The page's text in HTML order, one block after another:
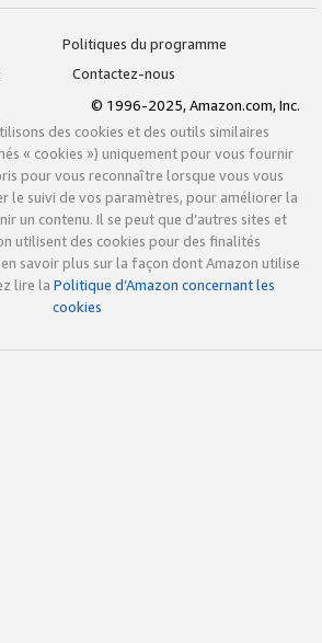
Politiques du programme
Contactez-nous
© 1996-2025, Amazon.com, Inc.
des cookies et des outils similaires
« cookies ») uniquement pour vous fournir
pour vous reconnaître lorsque vous vous
le suivi de vos paramètres, pour améliorer la
un contenu. Il se peut que d’autres sites et
utilisent des cookies pour des finalités
savoir plus sur la façon dont Amazon utilise
lire la Politique d’Amazon concernant les
cookies